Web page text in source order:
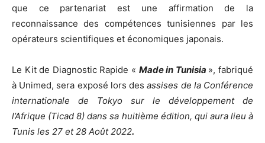
que ce partenariat est une affirmation de la
reconnaissance des compétences tunisiennes par les
opérateurs scientifiques et économiques japonais.
Le Kit de Diagnostic Rapide « Made in Tunisia », fabriqué
à Unimed, sera exposé lors des assises de la Conférence
internationale de Tokyo sur le développement de
l’Afrique (Ticad 8) dans sa huitième édition, qui aura lieu à
Tunis les 27 et 28 Août 2022.